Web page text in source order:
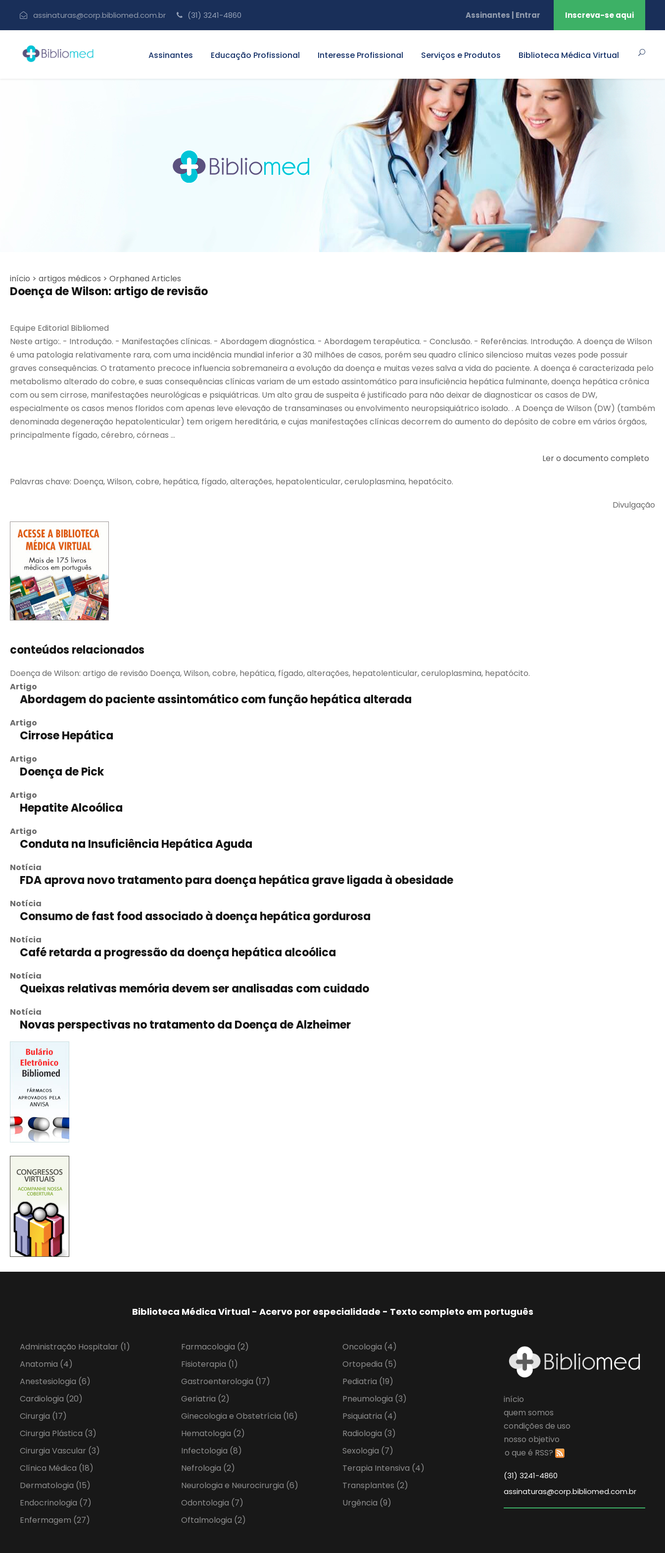
assinaturas@corp.bibliomed.com.br (31) 3241-4860 Assinantes | Entrar Inscreva-se aqui
Assinantes Educação Profissional Interesse Profissional Serviços e Produtos Biblioteca Médica Virtual
início > artigos médicos > Orphaned Articles
Doença de Wilson: artigo de revisão
Equipe Editorial Bibliomed
Neste artigo:. - Introdução. - Manifestações clínicas. - Abordagem diagnóstica. - Abordagem terapêutica. - Conclusão. - Referências. Introdução. A doença de Wilson
é uma patologia relativamente rara, com uma incidência mundial inferior a 30 milhões de casos, porém seu quadro clínico silencioso muitas vezes pode possuir
graves consequências. O tratamento precoce influencia sobremaneira a evolução da doença e muitas vezes salva a vida do paciente. A doença é caracterizada pelo
metabolismo alterado do cobre, e suas consequências clínicas variam de um estado assintomático para insuficiência hepática fulminante, doença hepática crônica
com ou sem cirrose, manifestações neurológicas e psiquiátricas. Um alto grau de suspeita é justificado para não deixar de diagnosticar os casos de DW,
especialmente os casos menos floridos com apenas leve elevação de transaminases ou envolvimento neuropsiquiátrico isolado. . A Doença de Wilson (DW) (também
denominada degeneração hepatolenticular) tem origem hereditária, e cujas manifestações clínicas decorrem do aumento do depósito de cobre em vários órgãos,
principalmente fígado, cérebro, córneas ...
Ler o documento completo
Palavras chave: Doença, Wilson, cobre, hepática, fígado, alterações, hepatolenticular, ceruloplasmina, hepatócito.
Divulgação
conteúdos relacionados
Doença de Wilson: artigo de revisão Doença, Wilson, cobre, hepática, fígado, alterações, hepatolenticular, ceruloplasmina, hepatócito.
Artigo
Abordagem do paciente assintomático com função hepática alterada
Artigo
Cirrose Hepática
Artigo
Doença de Pick
Artigo
Hepatite Alcoólica
Artigo
Conduta na Insuficiência Hepática Aguda
Notícia
FDA aprova novo tratamento para doença hepática grave ligada à obesidade
Notícia
Consumo de fast food associado à doença hepática gordurosa
Notícia
Café retarda a progressão da doença hepática alcoólica
Notícia
Queixas relativas memória devem ser analisadas com cuidado
Notícia
Novas perspectivas no tratamento da Doença de Alzheimer
Biblioteca Médica Virtual - Acervo por especialidade - Texto completo em português
Administração Hospitalar (1)
Anatomia (4)
Anestesiologia (6)
Cardiologia (20)
Cirurgia (17)
Cirurgia Plástica (3)
Cirurgia Vascular (3)
Clínica Médica (18)
Dermatologia (15)
Endocrinologia (7)
Enfermagem (27)
Farmacologia (2)
Fisioterapia (1)
Gastroenterologia (17)
Geriatria (2)
Ginecologia e Obstetrícia (16)
Hematologia (2)
Infectologia (8)
Nefrologia (2)
Neurologia e Neurocirurgia (6)
Odontologia (7)
Oftalmologia (2)
Oncologia (4)
Ortopedia (5)
Pediatria (19)
Pneumologia (3)
Psiquiatria (4)
Radiologia (3)
Sexologia (7)
Terapia Intensiva (4)
Transplantes (2)
Urgência (9)
início
quem somos
condições de uso
nosso objetivo
o que é RSS?
(31) 3241-4860
assinaturas@corp.bibliomed.com.br